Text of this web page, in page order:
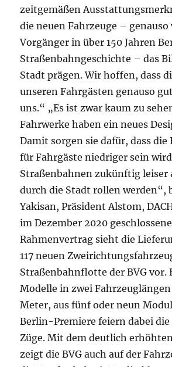
zeitgemäßen
die neuen Fahrzeuge – genauso
Vorgänger in über 150 Jahren
Straßenbahngeschichte – das
Stadt prägen. Wir hoffen, dass
unseren Fahrgästen genauso
uns.“ „Es ist zwar kaum zu
Fahrwerke haben ein neues
Damit sorgen sie dafür, dass die
für Fahrgäste niedriger sein
Straßenbahnen zukünftig leiser
durch die Stadt rollen werden“,
Yakisan, Präsident Alstom,
im Dezember 2020
Rahmenvertrag sieht die
117 neuen
Straßenbahnflotte der BVG vor.
Modelle in zwei
Meter, aus fünf oder neun
Berlin-Premiere feiern dabei
Züge. Mit dem deutlich
zeigt die BVG auch auf der